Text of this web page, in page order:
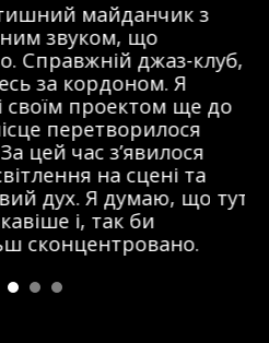
майданчик з
звуком, що
Справжній джаз-клуб,
за кордоном. Я
своїм проектом ще до
перетворилося
цей час з’явилося
на сцені та
дух. Я думаю, що тут
і, так би
сконцентровано.